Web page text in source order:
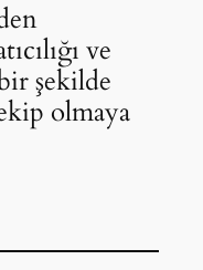
ve
şekilde
olmaya